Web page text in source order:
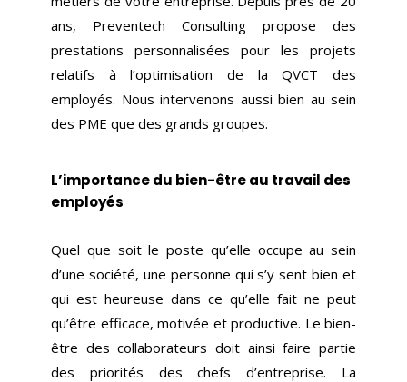
ans, Preventech Consulting propose des
prestations personnalisées pour les projets
relatifs à l’optimisation de la QVCT des
employés. Nous intervenons aussi bien au sein
des PME que des grands groupes.
L’importance du bien-être au travail des
employés
Quel que soit le poste qu’elle occupe au sein
d’une société, une personne qui s’y sent bien et
qui est heureuse dans ce qu’elle fait ne peut
qu’être efficace, motivée et productive. Le bien-
être des collaborateurs doit ainsi faire partie
des priorités des chefs d’entreprise. La